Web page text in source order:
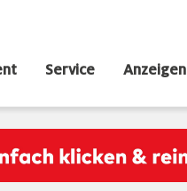
Service Anzeigen